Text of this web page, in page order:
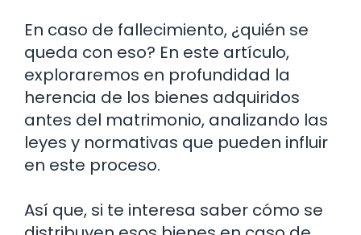
En caso de fallecimiento, ¿quién se
queda con eso? En este artículo,
exploraremos en profundidad la
herencia de los bienes adquiridos
antes del matrimonio, analizando las
leyes y normativas que pueden influir
en este proceso.
Así que, si te interesa saber cómo se